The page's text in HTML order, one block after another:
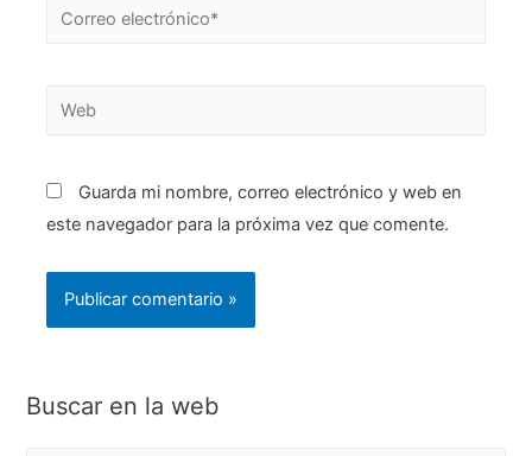
Guarda mi nombre, correo electrónico y web en
este navegador para la próxima vez que comente.
Buscar en la web